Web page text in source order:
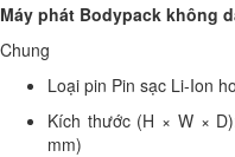
Máy phát Bodypack không
Chung
Loại pin Pin sạc Li-Ion
Kích thước (H × W ×
mm)